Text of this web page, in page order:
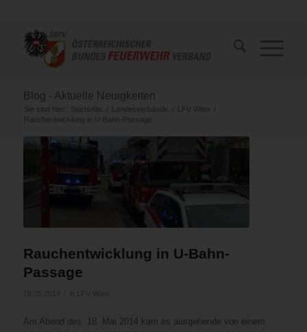
Blog - Aktuelle Neuigkeiten
Sie sind hier: Startseite / Landesverbände / LFV Wien
/
Rauchentwicklung in U-Bahn-Passage
Rauchentwicklung in U-Bahn-
Passage
Am Abend des 18. Mai 2014 kam es ausgehende von einem